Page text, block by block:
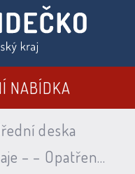
NABÍDKA
deska
I/57 – Dokončení výstavby cyklostezky Bečva – Vlár